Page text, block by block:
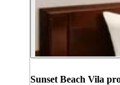
Sunset Beach Vila